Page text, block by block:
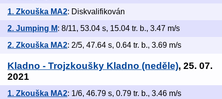
1. Zkouška MA2: Diskvalifikován
2. Jumping M: 8/11, 53.04 s, 15.04 tr. b., 3.47 m/s
2. Zkouška MA2: 2/5, 47.64 s, 0.64 tr. b., 3.69 m/s
Kladno - Trojzkoušky Kladno (neděle), 25. 07.
2021
1. Zkouška MA2: 1/6, 46.79 s, 0.79 tr. b., 3.46 m/s